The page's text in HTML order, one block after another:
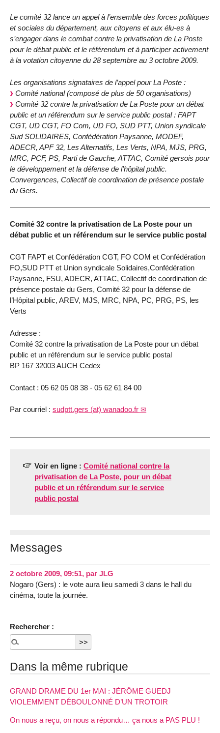
Le comité 32 lance un appel à l’ensemble des forces politiques
et sociales du département, aux citoyens et aux élu-es à
s’engager dans le combat contre la privatisation de La Poste
pour le débat public et le référendum et à participer activement
à la votation citoyenne du 28 septembre au 3 octobre 2009.
Les organisations signataires de l’appel pour La Poste :
Comité national (composé de plus de 50 organisations)
Comité 32 contre la privatisation de La Poste pour un débat
public et un référendum sur le service public postal : FAPT
CGT, UD CGT, FO Com, UD FO, SUD PTT, Union syndicale
Sud SOLIDAIRES, Confédération Paysanne, MODEF,
ADECR, APF 32, Les Alternatifs, Les Verts, NPA, MJS, PRG,
MRC, PCF, PS, Parti de Gauche, ATTAC, Comité gersois pour
le développement et la défense de l’hôpital public.
Convergences, Collectif de coordination de présence postale
du Gers.
Comité 32 contre la privatisation de La Poste pour un
débat public et un référendum sur le service public postal
CGT FAPT et Confédération CGT, FO COM et Confédération
FO,SUD PTT et Union syndicale Solidaires,Confédération
Paysanne, FSU, ADECR, ATTAC, Collectif de coordination de
présence postale du Gers, Comité 32 pour la défense de
l’Hôpital public, AREV, MJS, MRC, NPA, PC, PRG, PS, les
Verts
Adresse :
Comité 32 contre la privatisation de La Poste pour un débat
public et un référendum sur le service public postal
BP 167 32003 AUCH Cedex
Contact : 05 62 05 08 38 - 05 62 61 84 00
Par courriel : sudptt.gers (at) wanadoo.fr
Voir en ligne : Comité national contre la
privatisation de La Poste, pour un débat
public et un référendum sur le service
public postal
Messages
2 octobre 2009, 09:51, par JLG
Nogaro (Gers) : le vote aura lieu samedi 3 dans le hall du
cinéma, toute la journée.
Rechercher :
Dans la même rubrique
GRAND DRAME DU 1er MAI : JÉRÔME GUEDJ
VIOLEMMENT DÉBOULONNÉ D’UN TROTOIR
On nous a reçu, on nous a répondu… ça nous a PAS PLU !